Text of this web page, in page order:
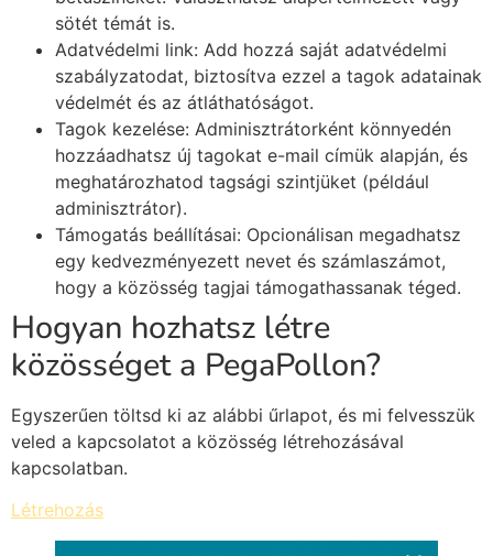
sötét témát is.
Adatvédelmi link: Add hozzá saját adatvédelmi
szabályzatodat, biztosítva ezzel a tagok adatainak
védelmét és az átláthatóságot.
Tagok kezelése: Adminisztrátorként könnyedén
hozzáadhatsz új tagokat e-mail címük alapján, és
meghatározhatod tagsági szintjüket (például
adminisztrátor).
Támogatás beállításai: Opcionálisan megadhatsz
egy kedvezményezett nevet és számlaszámot,
hogy a közösség tagjai támogathassanak téged.
Hogyan hozhatsz létre
közösséget a PegaPollon?
Egyszerűen töltsd ki az alábbi űrlapot, és mi felvesszük
veled a kapcsolatot a közösség létrehozásával
kapcsolatban.
Létrehozás